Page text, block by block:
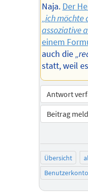
Naja. Der
„ich möchte
assoziative
einem
auch die
statt, weil
Antwort
Beitrag
Übersicht